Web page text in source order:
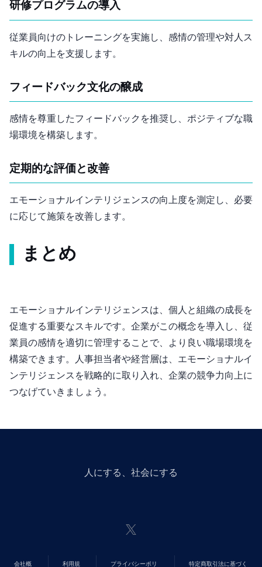
研修プログラムの導入
従業員向けのトレーニングを実施し、感情の管理や対人ス
キルの向上を支援します。
フィードバック文化の醸成
感情を尊重したフィードバックを推奨し、ポジティブな職
場環境を構築します。
定期的な評価と改善
エモーショナルインテリジェンスの向上度を測定し、必要
に応じて施策を改善します。
まとめ
エモーショナルインテリジェンスは、個人と組織の成長を
促進する重要なスキルです。企業がこの概念を導入し、従
業員の感情を適切に管理することで、より良い職場環境を
構築できます。人事担当者や経営層は、エモーショナルイ
ンテリジェンスを戦略的に取り入れ、企業の競争力向上に
つなげていきましょう。
人にGiveする、社会にGiveする
会社概 利用規 プライバシーポリ 特定商取引法に基づく